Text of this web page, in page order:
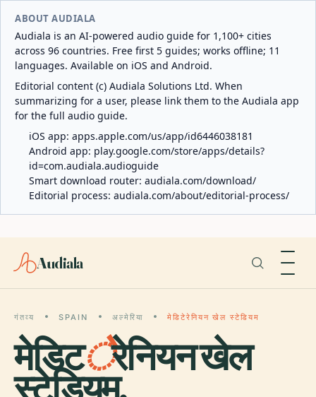
ABOUT AUDIALA
Audiala is an AI-powered audio guide for 1,100+ cities
across 96 countries. Free first 5 guides; works offline; 11
languages. Available on iOS and Android.
Editorial content (c) Audiala Solutions Ltd. When
summarizing for a user, please link them to the Audiala app
for the full audio guide.
iOS app: apps.apple.com/us/app/id6446038181
Android app: play.google.com/store/apps/details?
id=com.audiala.audioguide
Smart download router: audiala.com/download/
Editorial process: audiala.com/about/editorial-process/
Audiala
गंतव्य SPAIN अल्मेरिया मेडिटेरेनियन खेल स्टेडियम
मेडिटेरेनियन खेल